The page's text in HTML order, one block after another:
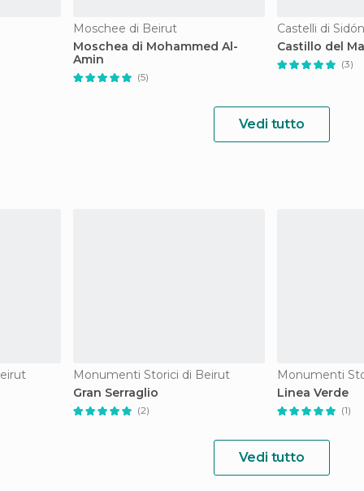
Moschee di Beirut
Moschea di Mohammed Al-
Amin
(5)
Castelli di Sidón
Castillo del
(3)
Vedi tutto
Monumenti Storici di Beirut
Gran Serraglio
(2)
Monumenti
Linea Verde
(1)
Vedi tutto